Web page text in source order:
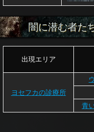
闇に潜む者た
出現エリア
ヨセフカの診療所
青